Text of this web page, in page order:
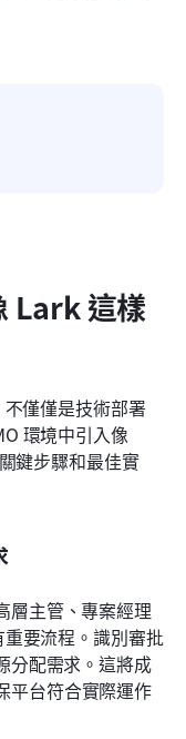
Lark 這樣
僅僅是技術部署
環境中引入像
鍵步驟和最佳實
主管、專案經理
要流程。識別審批
分配需求。這將成
平台符合實際運作